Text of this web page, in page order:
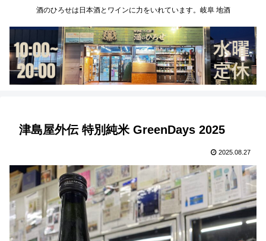
酒のひろせは日本酒とワインに力をいれています。岐阜 地酒
津島屋外伝 特別純米 GreenDays 2025
2025.08.27